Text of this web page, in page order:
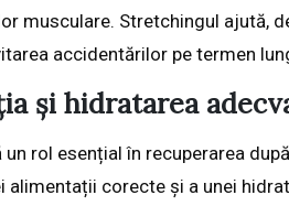
musculare. Stretchingul ajută,
accidentărilor pe termen
și hidratarea
rol esențial în recuperarea
corecte și a unei